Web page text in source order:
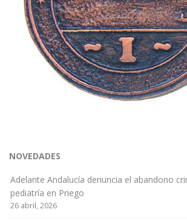
NOVEDADES
Adelante Andalucía denuncia el abandono
pediatría en Priego
26 abril, 2026